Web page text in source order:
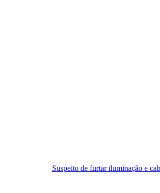
Suspeito de furtar iluminação e cabos da estátua de